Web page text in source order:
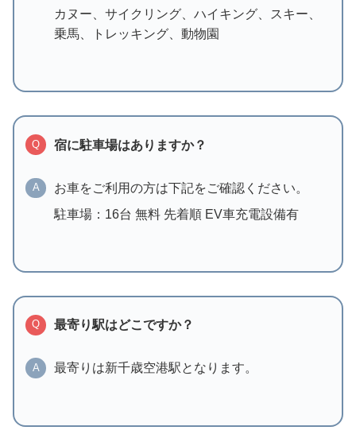
カヌー、サイクリング、ハイキング、スキー、
乗馬、トレッキング、動物園
Q 宿に駐車場はありますか？
A
お車をご利用の方は下記をご確認ください。
駐車場：16台 無料 先着順 EV車充電設備有
Q 最寄り駅はどこですか？
A 最寄りは新千歳空港駅となります。